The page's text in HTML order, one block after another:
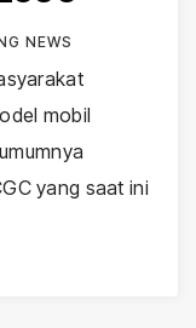
NEWS
mobil
yang saat ini